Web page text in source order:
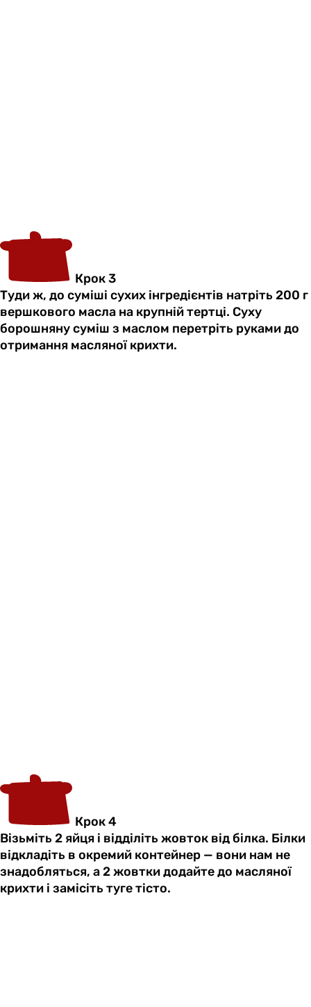
Крок 3
Туди ж, до суміші сухих інгредієнтів натріть 200 г
вершкового масла на крупній тертці. Суху
борошняну суміш з маслом перетріть руками до
отримання масляної крихти.
Крок 4
Візьміть 2 яйця і відділіть жовток від білка. Білки
відкладіть в окремий контейнер — вони нам не
знадобляться, а 2 жовтки додайте до масляної
крихти і замісіть туге тісто.